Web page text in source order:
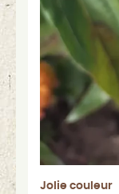
Jolie couleur